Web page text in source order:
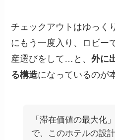
チェックアウトはゆっく
にもう一度入り、ロビー
産選びをして…と、外に
る構造になっているのが
「滞在価値の最大化
で、このホテルの設